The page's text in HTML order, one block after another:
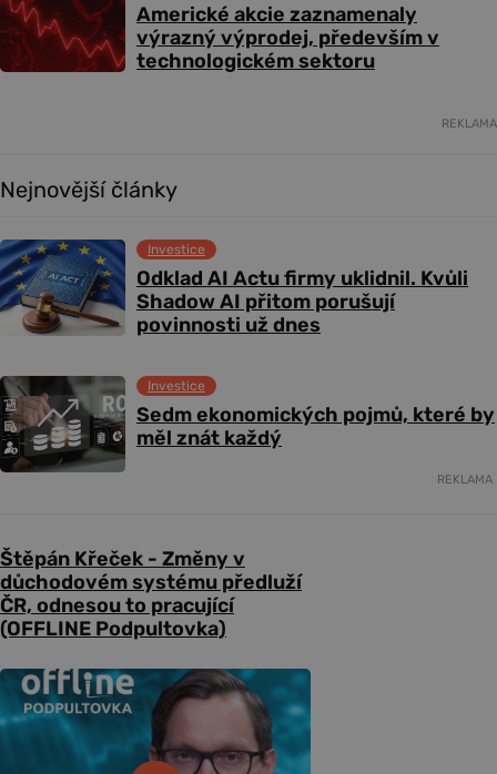
Americké akcie zaznamenaly
výrazný výprodej, především v
technologickém sektoru
REKLAMA
Nejnovější články
Odklad AI Actu firmy uklidnil. Kvůli
Shadow AI přitom porušují
povinnosti už dnes
Investice
Sedm ekonomických pojmů, které by
měl znát každý
Investice
REKLAMA
Štěpán Křeček - Změny v
důchodovém systému předluží
ČR, odnesou to pracující
(OFFLINE Podpultovka)